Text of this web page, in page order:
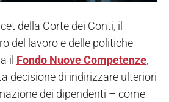
della Corte dei Conti, il
del lavoro e delle politiche
il Fondo Nuove Competenze,
decisione di indirizzare ulteriori
dei dipendenti – come